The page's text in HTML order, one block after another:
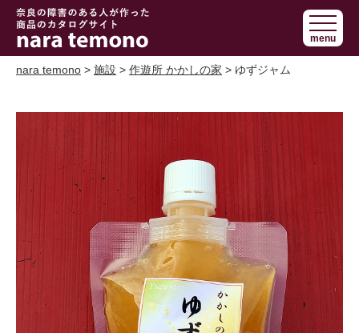
奈良で障害の
ある人の手作
り商品 nara
menu
nara temono > 施設 > 作遊所 かかしの家 > ゆずジャム